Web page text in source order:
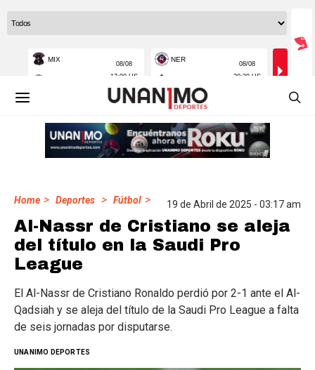
Home > Deportes > Fútbol > 19 de Abril de 2025 - 03:17 am
Al-Nassr de Cristiano se aleja
del título en la Saudi Pro
League
El Al-Nassr de Cristiano Ronaldo perdió por 2-1 ante el Al-
Qadsiah y se aleja del título de la Saudi Pro League a falta
de seis jornadas por disputarse.
UNANIMO DEPORTES